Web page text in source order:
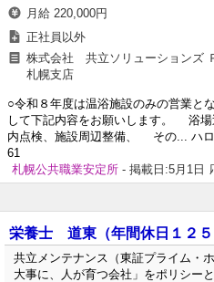
月給 220,000円
正社員以外
株式会社 共立ソリューションズ
札幌支店
○令和８年度は温浴施設のみの営業
して下記内容をお願いします。 浴場
内点検、施設周辺整備、 その... ハ
61
札幌公共職業安定所 - 掲載日:5月1日
栄養士 道東（年間休日１２
共立メンテナンス（東証プライム・
大事に、人が育つ会社」をポリシー